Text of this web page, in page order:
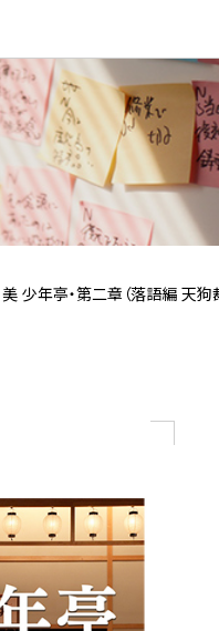
美 少年亭・第二章（落語編 天狗